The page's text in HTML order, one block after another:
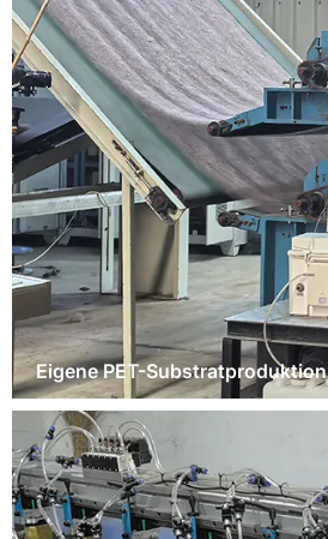
Eigene PET-Substratproduktion